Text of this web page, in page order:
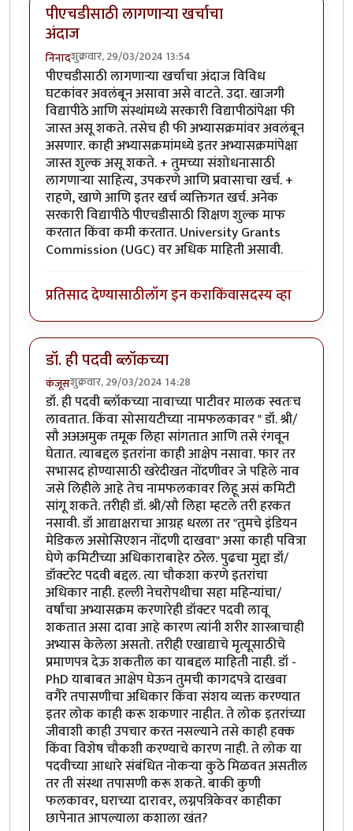
पीएचडीसाठी लागणाऱ्या खर्चाचा
अंदाज
निनादशुक्रवार, 29/03/2024 13:54
पीएचडीसाठी लागणाऱ्या खर्चाचा अंदाज विविध
घटकांवर अवलंबून असावा असे वाटते. उदा. खाजगी
विद्यापीठे आणि संस्थांमध्ये सरकारी विद्यापीठांपेक्षा फी
जास्त असू शकते. तसेच ही फी अभ्यासक्रमांवर अवलंबून
असणार. काही अभ्यासक्रमांमध्ये इतर अभ्यासक्रमांपेक्षा
जास्त शुल्क असू शकते. + तुमच्या संशोधनासाठी
लागणाऱ्या साहित्य, उपकरणे आणि प्रवासाचा खर्च. +
राहणे, खाणे आणि इतर खर्च व्यक्तिगत खर्च. अनेक
सरकारी विद्यापीठे पीएचडीसाठी शिक्षण शुल्क माफ
करतात किंवा कमी करतात. University Grants
Commission (UGC) वर अधिक माहिती असावी.
प्रतिसाद देण्यासाठीलॉग इन कराकिंवासदस्य व्हा
डॉ. ही पदवी ब्लॉकच्या
कंजूसशुक्रवार, 29/03/2024 14:28
डॉ. ही पदवी ब्लॉकच्या नावाच्या पाटीवर मालक स्वतःच
लावतात. किंवा सोसायटीच्या नामफलकावर " डॉ. श्री/
सौ अअअमुक तमूक लिहा सांगतात आणि तसे रंगवून
घेतात. त्याबद्दल इतरांना काही आक्षेप नसावा. फार तर
सभासद होण्यासाठी खरेदीखत नोंदणीवर जे पहिले नाव
जसे लिहीले आहे तेच नामफलकावर लिहू असं कमिटी
सांगू शकते. तरीही डॉ. श्री/सौ लिहा म्हटले तरी हरकत
नसावी. डॉ आद्याक्षराचा आग्रह धरला तर "तुमचे इंडियन
मेडिकल असोसिएशन नोंदणी दाखवा" असा काही पवित्रा
घेणे कमिटीच्या अधिकाराबाहेर ठरेल. पुढचा मुद्दा डॉ/
डॉक्टरेट पदवी बद्दल. त्या चौकशा करणे इतरांचा
अधिकार नाही. हल्ली नेचरोपथीचा सहा महिन्यांचा/
वर्षांचा अभ्यासक्रम करणारेही डॉक्टर पदवी लावू
शकतात असा दावा आहे कारण त्यांनी शरीर शास्त्राचाही
अभ्यास केलेला असतो. तरीही एखाद्याचे मृत्यूसाठीचे
प्रमाणपत्र देऊ शकतील का याबद्दल माहिती नाही. डॉ -
PhD याबाबत आक्षेप घेऊन तुमची कागदपत्रे दाखवा
वगैरे तपासणीचा अधिकार किंवा संशय व्यक्त करण्यात
इतर लोक काही करू शकणार नाहीत. ते लोक इतरांच्या
जीवाशी काही उपचार करत नसल्याने तसे काही हक्क
किंवा विशेष चौकशी करण्याचे कारण नाही. ते लोक या
पदवीच्या आधारे संबंधित नोकऱ्या कुठे मिळवत असतील
तर ती संस्था तपासणी करू शकते. बाकी कुणी
फलकावर, घराच्या दारावर, लग्नपत्रिकेवर काहीका
छापेनात आपल्याला कशाला खंत?